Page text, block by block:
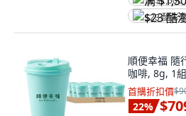
$23 酷澎
順便幸福 隨
咖啡, 8g, 1
首購折扣價
22%